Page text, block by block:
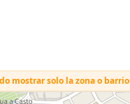
mostrar solo la zona o barrio